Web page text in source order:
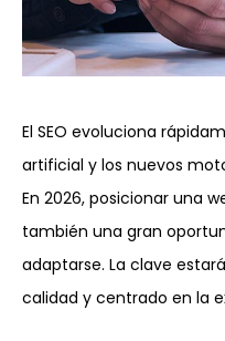
El SEO evoluciona
artificial y los nuevos
En 2026, posicionar una
también una gran
adaptarse. La clave
calidad y centrado en la